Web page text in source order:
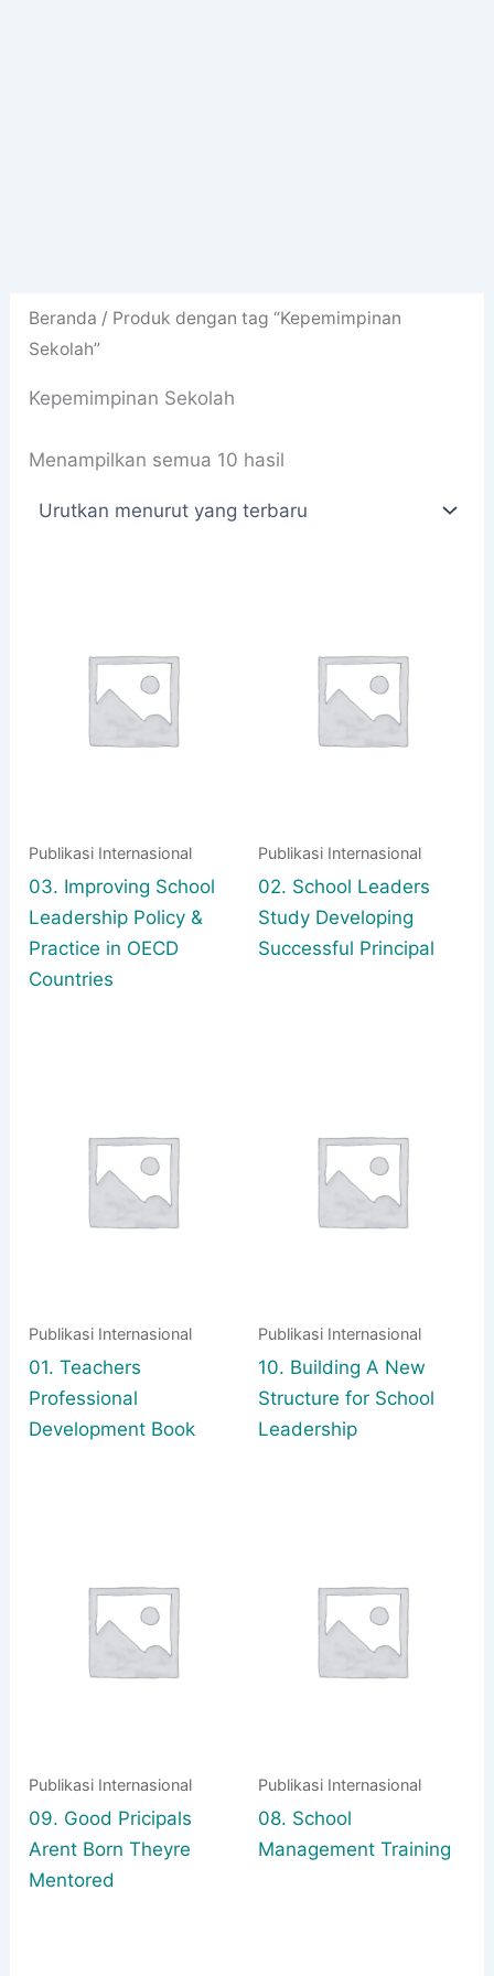
Beranda / Produk dengan tag “Kepemimpinan
Sekolah”
Kepemimpinan Sekolah
Menampilkan semua 10 hasil
terbaru
Publikasi Internasional
03. Improving School
Leadership Policy &
Practice in OECD
Countries
Publikasi Internasional
02. School Leaders
Study Developing
Successful Principal
Publikasi Internasional
01. Teachers
Professional
Development Book
Publikasi Internasional
10. Building A New
Structure for School
Leadership
Publikasi Internasional
09. Good Pricipals
Arent Born Theyre
Mentored
Publikasi Internasional
08. School
Management Training